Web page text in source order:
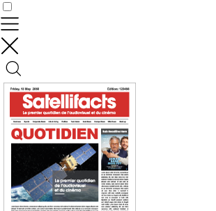
Contrôler vos données